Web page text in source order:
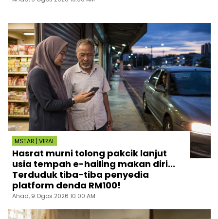
MSTAR | VIRAL
Hasrat murni tolong pakcik lanjut
usia tempah e-hailing makan diri...
Terduduk tiba-tiba penyedia
platform denda RM100!
Ahad, 9 Ogos 2026 10:00 AM